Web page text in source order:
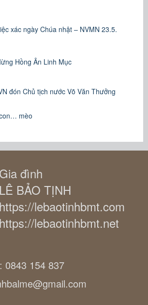
xác ngày Chúa nhật – NVMN 23.5.
Hồng Ân Linh Mục
đón Chủ tịch nước Võ Văn Thưởng
mèo
Gia đình
LÊ BẢO TỊNH
https://lebaotinhbmt.com
https://lebaotinhbmt.net
0843 154 837